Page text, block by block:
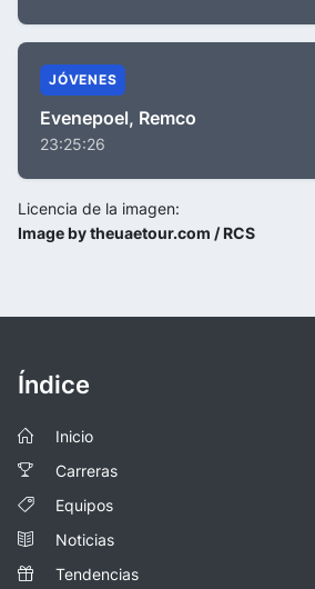
JÓVENES
Evenepoel, Remco
23:25:26
Licencia de la imagen:
Image by theuaetour.com / RCS
Índice
Inicio
Carreras
Equipos
Noticias
Tendencias